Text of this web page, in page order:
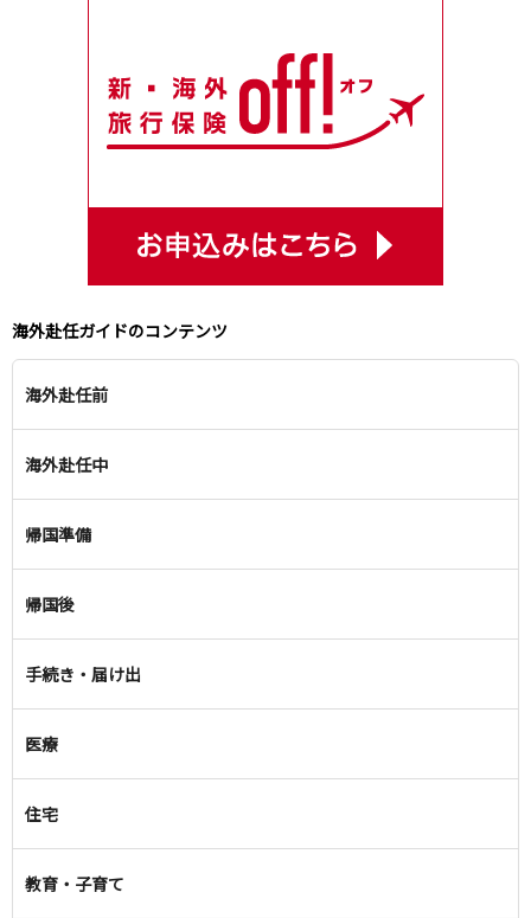
海外赴任ガイドのコンテンツ
海外赴任前
海外赴任中
帰国準備
帰国後
手続き・届け出
医療
住宅
教育・子育て